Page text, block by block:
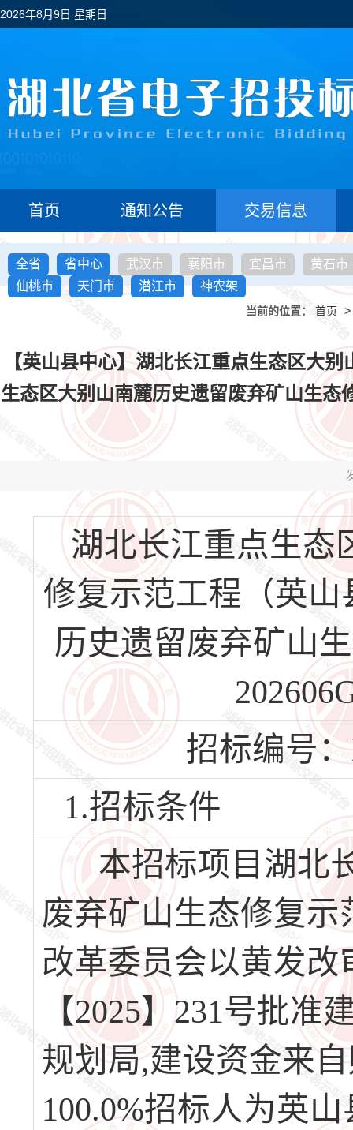
2026年8月9日 星期日
首页 通知公告 交易信息
全省 省中心 武汉市 襄阳市 宜昌市
黄石市
仙桃市
天门市 潜江市 神农架
当前的位置： 首页 >
【英山县中心】湖北长江重点生态区大
生态区大别山南麓历史遗留废弃矿山生态
湖北长江重点生态
修复示范工程（英
历史遗留废弃矿山
招标编号：
1.招标条件
本招标项目湖北
废弃矿山生态修复
改革委员会以黄发改
【2025】231号批
规划局,建设资金来
100.0%招标人为英